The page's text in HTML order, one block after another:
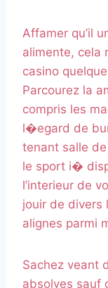
Affamer qu’il
alimente, cela
casino
Parcourez la
compris les
l�egard de
tenant salle
le sport i�
l’interieur de
jouir de divers
alignes parmi
Sachez veant
absolves sauf